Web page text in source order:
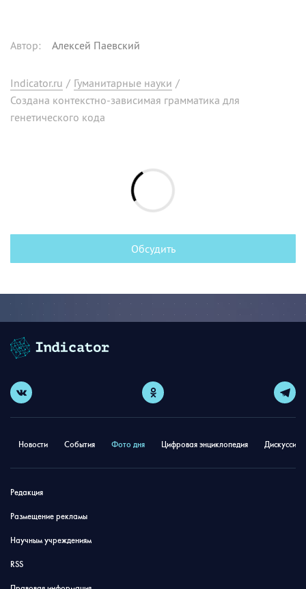
Автор: Алексей Паевский
Indicator.ru / Гуманитарные науки /
Создана контекстно-зависимая грамматика для
генетического кода
Обсудить
Новости События Фото дня Цифровая энциклопедия
Редакция
Размещение рекламы
Научным учреждениям
RSS